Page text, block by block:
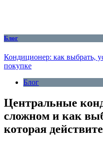
Блог
Кондиционер: как выбрать,
покупке
Блог
Центральные
сложном и как
которая